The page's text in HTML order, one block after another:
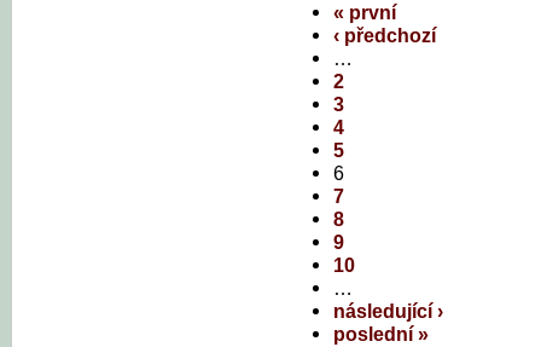
« první
‹ předchozí
…
2
3
4
5
6
7
8
9
10
…
následující ›
poslední »